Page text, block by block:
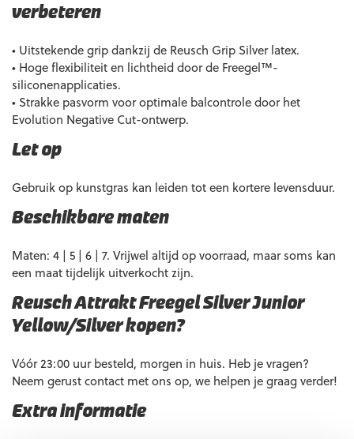
Extra informatie
verbeteren
• Uitstekende grip dankzij de Reusch Grip Silver latex.
• Hoge flexibiliteit en lichtheid door de Freegel™-
siliconenapplicaties.
• Strakke pasvorm voor optimale balcontrole door het
Evolution Negative Cut-ontwerp.
Let op
Gebruik op kunstgras kan leiden tot een kortere levensduur.
Beschikbare maten
Maten: 4 | 5 | 6 | 7. Vrijwel altijd op voorraad, maar soms kan
een maat tijdelijk uitverkocht zijn.
Reusch Attrakt Freegel Silver Junior
Yellow/Silver kopen?
Vóór 23:00 uur besteld, morgen in huis. Heb je vragen?
Neem gerust contact met ons op, we helpen je graag verder!